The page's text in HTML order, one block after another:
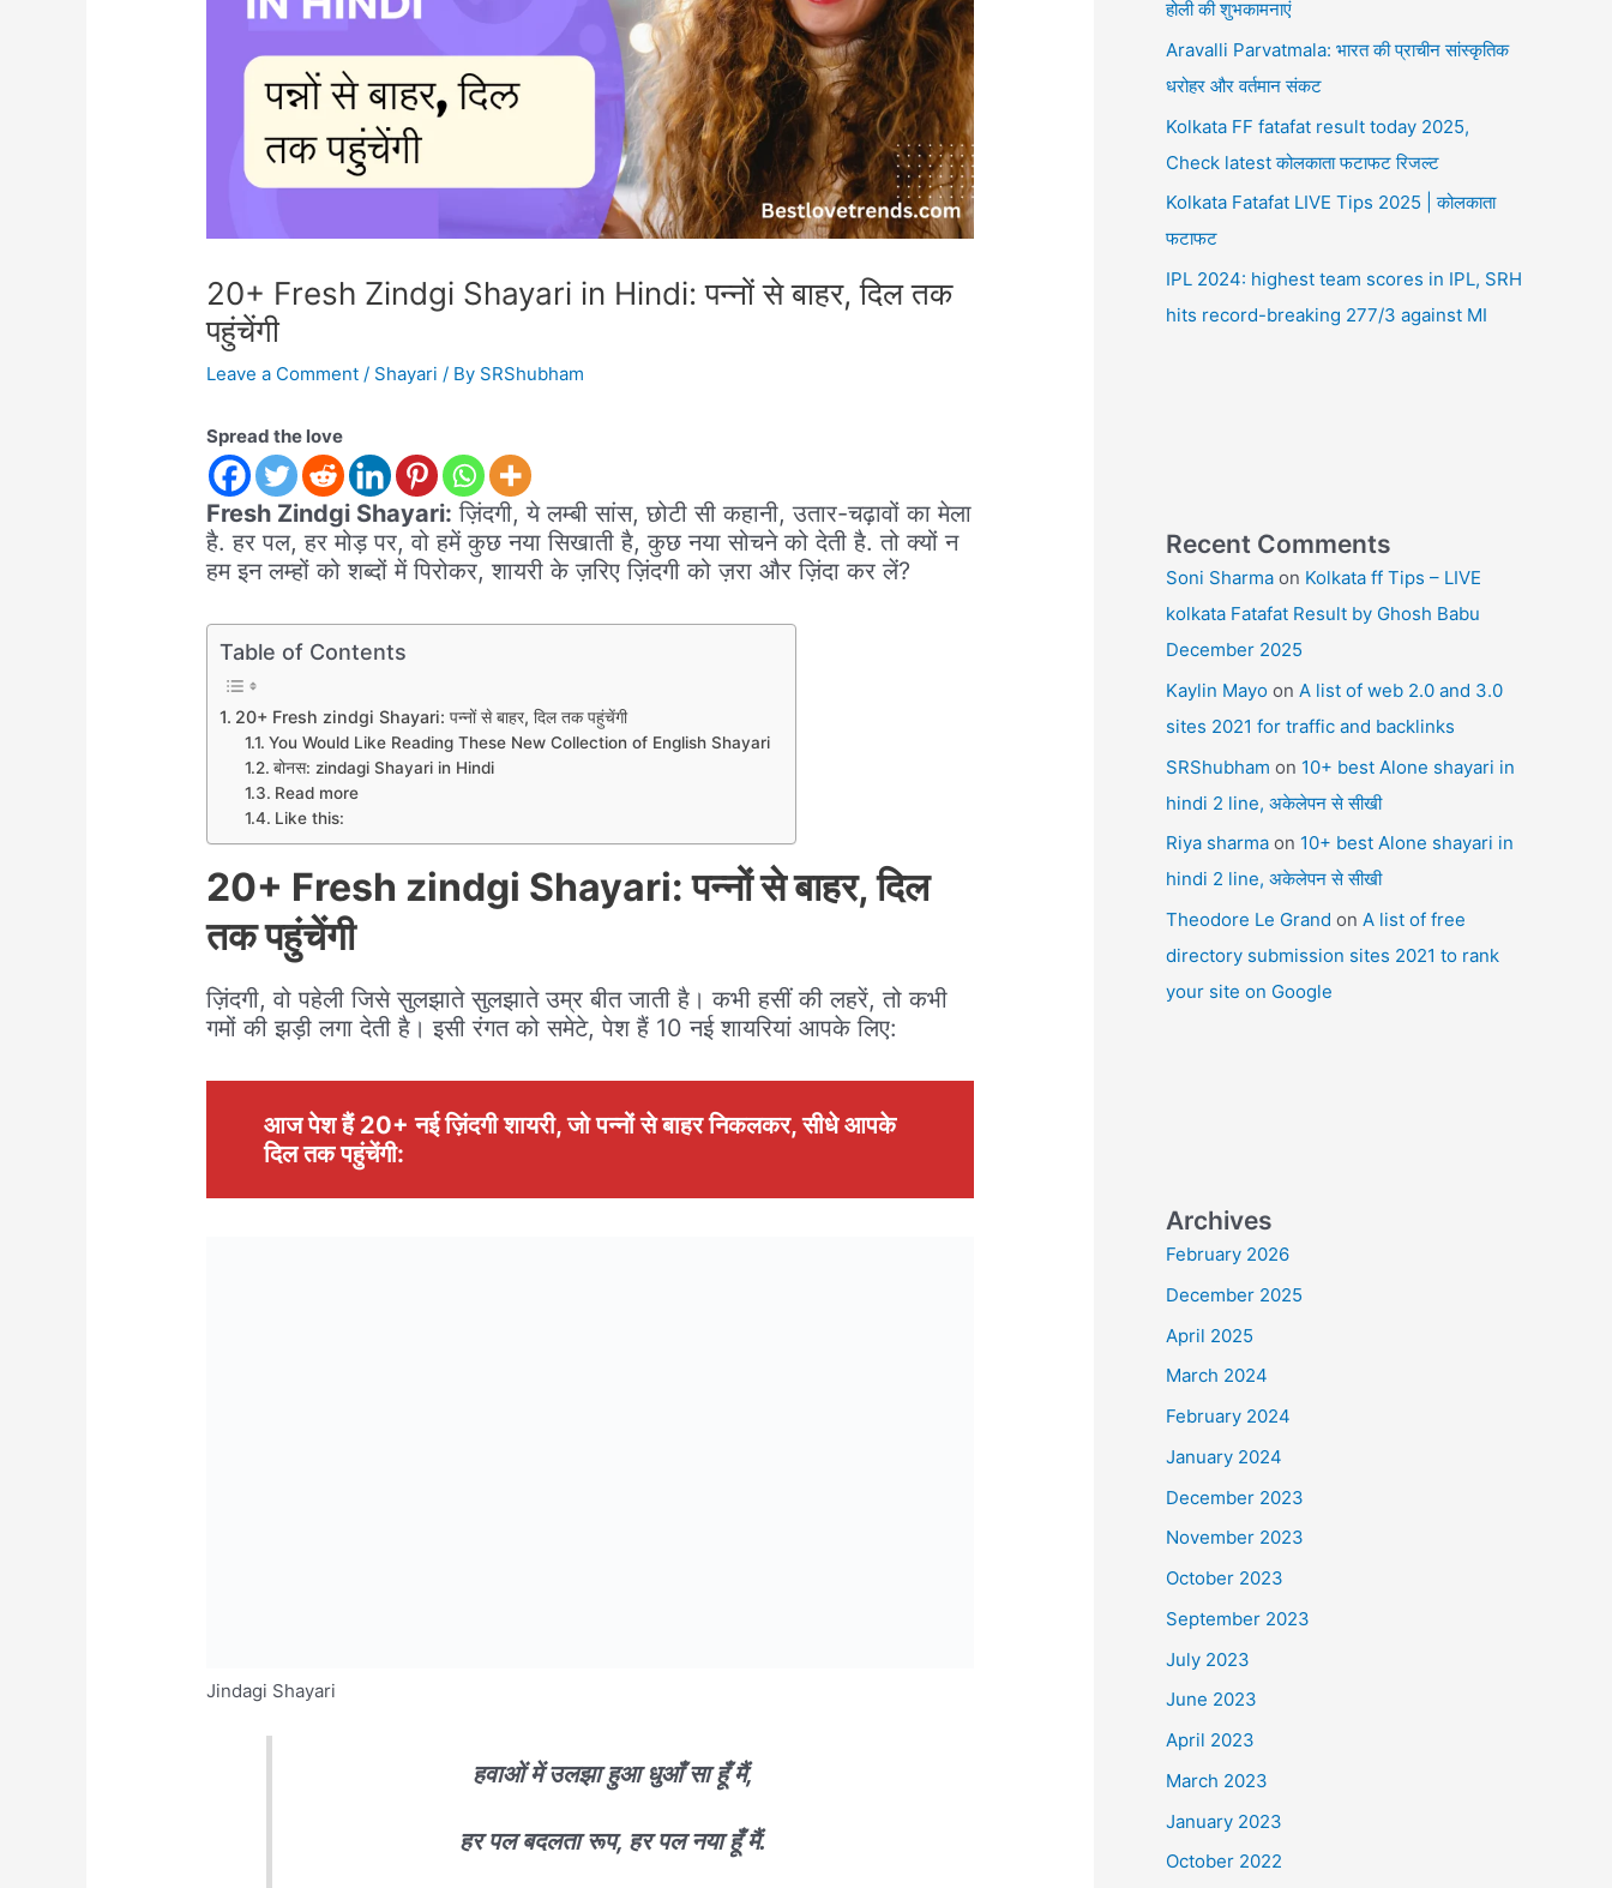
20+ Fresh Zindgi Shayari in Hindi: पन्नों से बाहर, दिल तक
पहुंचेंगी
Leave a Comment / Shayari / By SRShubham
Spread the love
Fresh Zindgi Shayari: ज़िंदगी, ये लम्बी सांस, छोटी सी कहानी, उतार-चढ़ावों का मेला
है. हर पल, हर मोड़ पर, वो हमें कुछ नया सिखाती है, कुछ नया सोचने को देती है. तो क्यों न
हम इन लम्हों को शब्दों में पिरोकर, शायरी के ज़रिए ज़िंदगी को ज़रा और ज़िंदा कर लें?
Table of Contents
20+ Fresh zindgi Shayari: पन्नों से बाहर, दिल तक पहुंचेंगी
You Would Like Reading These New Collection of English Shayari
बोनस: zindagi Shayari in Hindi
Read more
Like this:
20+ Fresh zindgi Shayari: पन्नों से बाहर, दिल
तक पहुंचेंगी
ज़िंदगी, वो पहेली जिसे सुलझाते सुलझाते उम्र बीत जाती है। कभी हसीं की लहरें, तो कभी
गमों की झड़ी लगा देती है। इसी रंगत को समेटे, पेश हैं 10 नई शायरियां आपके लिए:
आज पेश हैं 20+ नई ज़िंदगी शायरी, जो पन्नों से बाहर निकलकर, सीधे आपके
दिल तक पहुंचेंगी:
Jindagi Shayari
हवाओं में उलझा हुआ धुआँ सा हूँ मैं,
हर पल बदलता रूप, हर पल नयाहूँमैं.
होली की शुभकामनाएं
Aravalli Parvatmala: भारत की प्राचीन सांस्कृतिक
धरोहर और वर्तमान संकट
Kolkata FF fatafat result today 2025,
Check latest कोलकाता फटाफट रिजल्ट
Kolkata Fatafat LIVE Tips 2025 | कोलकाता
फटाफट
IPL 2024: highest team scores in IPL, SRH
hits record-breaking 277/3 against MI
Recent Comments
Soni Sharma on Kolkata ff Tips – LIVE
kolkata Fatafat Result by Ghosh Babu
December 2025
Kaylin Mayo on A list of web 2.0 and 3.0
sites 2021 for traffic and backlinks
SRShubham on 10+ best Alone shayari in
hindi 2 line, अकेलेपन से सीखी
Riya sharma on 10+ best Alone shayari in
hindi 2 line, अकेलेपन से सीखी
Theodore Le Grand on A list of free
directory submission sites 2021 to rank
your site on Google
Archives
February 2026
December 2025
April 2025
March 2024
February 2024
January 2024
December 2023
November 2023
October 2023
September 2023
July 2023
June 2023
April 2023
March 2023
January 2023
October 2022